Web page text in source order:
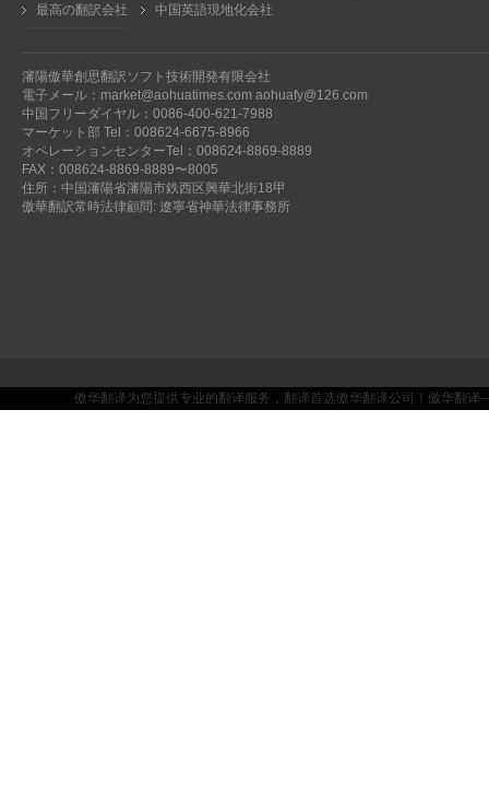
最高の翻訳会社 中国英語現地化会社
瀋陽傲華創思翻訳ソフト技術開発有限会社
電子メール：market@aohuatimes.com aohuafy@126.com
中国フリーダイヤル：0086-400-621-7988
マーケット部 Tel：008624-6675-8966
オペレーションセンターTel：008624-8869-8889
FAX：008624-8869-8889〜8005
住所：中国瀋陽省瀋陽市鉄西区興華北街18甲
傲華翻訳常時法律顧問: 遼寧省神華法律事務所
傲华翻译为您提供专业的翻译服务，翻译首选傲华翻译公司！傲华翻